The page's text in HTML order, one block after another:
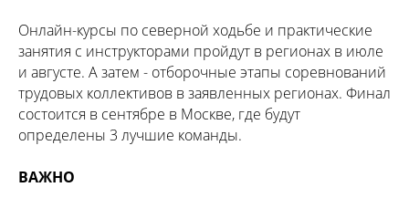
Онлайн-курсы по северной ходьбе и практические
занятия с инструкторами пройдут в регионах в июле
и августе. А затем - отборочные этапы соревнований
трудовых коллективов в заявленных регионах. Финал
состоится в сентябре в Москве, где будут
определены 3 лучшие команды.
ВАЖНО